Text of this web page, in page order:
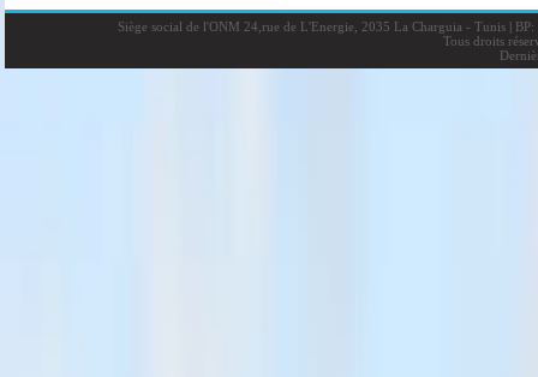
Siège social de l'ONM 24,rue de L'Energie, 2035 La Charguia - Tunis |BP:
Tous droits